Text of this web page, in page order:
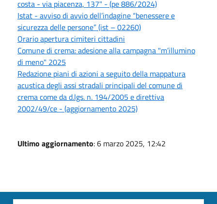
costa - via piacenza, 137" - (pe 886/2024)
Istat - avviso di avvio dell’indagine “benessere e
sicurezza delle persone” (ist – 02260)
Orario apertura cimiteri cittadini
Comune di crema: adesione alla campagna "m’illumino
di meno" 2025
Redazione piani di azioni a seguito della mappatura
acustica degli assi stradali principali del comune di
crema come da d.lgs. n. 194/2005 e direttiva
2002/49/ce - (aggiornamento 2025)
Ultimo aggiornamento: 6 marzo 2025, 12:42